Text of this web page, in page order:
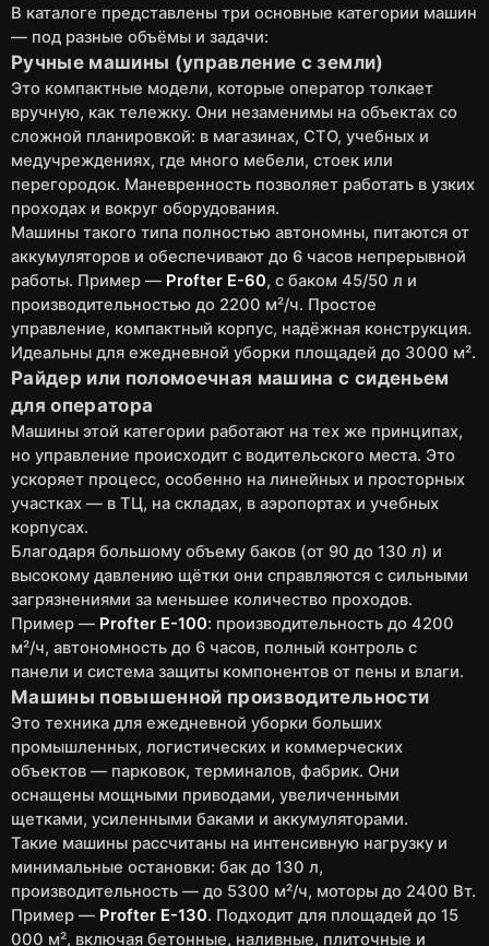
В каталоге представлены три основные категории машин
— под разные объёмы и задачи:
Ручные машины (управление с земли)
Это компактные модели, которые оператор толкает
вручную, как тележку. Они незаменимы на объектах со
сложной планировкой: в магазинах, СТО, учебных и
медучреждениях, где много мебели, стоек или
перегородок. Маневренность позволяет работать в узких
проходах и вокруг оборудования.
Машины такого типа полностью автономны, питаются от
аккумуляторов и обеспечивают до 6 часов непрерывной
работы. Пример — Profter E-60, с баком 45/50 л и
производительностью до 2200 м²/ч. Простое
управление, компактный корпус, надёжная конструкция.
Идеальны для ежедневной уборки площадей до 3000 м².
Райдер или поломоечная машина с сиденьем
для оператора
Машины этой категории работают на тех же принципах,
но управление происходит с водительского места. Это
ускоряет процесс, особенно на линейных и просторных
участках — в ТЦ, на складах, в аэропортах и учебных
корпусах.
Благодаря большому объему баков (от 90 до 130 л) и
высокому давлению щётки они справляются с сильными
загрязнениями за меньшее количество проходов.
Пример — Profter E-100: производительность до 4200
м²/ч, автономность до 6 часов, полный контроль с
панели и система защиты компонентов от пены и влаги.
Машины повышенной производительности
Это техника для ежедневной уборки больших
промышленных, логистических и коммерческих
объектов — парковок, терминалов, фабрик. Они
оснащены мощными приводами, увеличенными
щетками, усиленными баками и аккумуляторами.
Такие машины рассчитаны на интенсивную нагрузку и
минимальные остановки: бак до 130 л,
производительность — до 5300 м²/ч, моторы до 2400 Вт.
Пример — Profter E-130. Подходит для площадей до 15
000 м², включая бетонные, наливные, плиточные и